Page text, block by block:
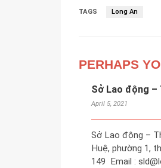
TAGS Long An
PERHAPS
Sở Lao động –
April 5, 2021
Sở Lao động –
Huệ, phường 1,
149 ​ Email :